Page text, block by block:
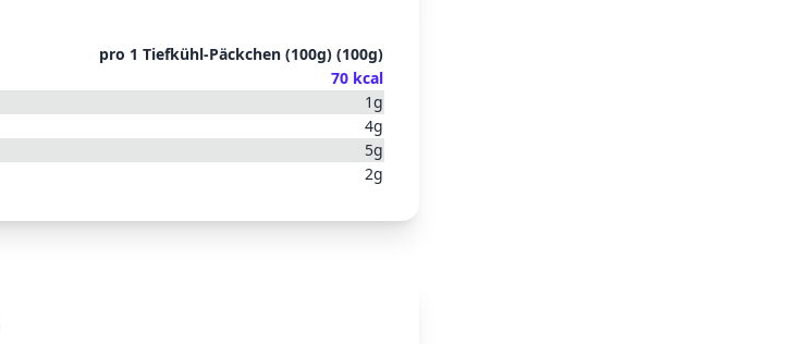
pro 1 Tiefkühl-Päckchen (100g) (100g)
70 kcal
1g
4g
5g
2g